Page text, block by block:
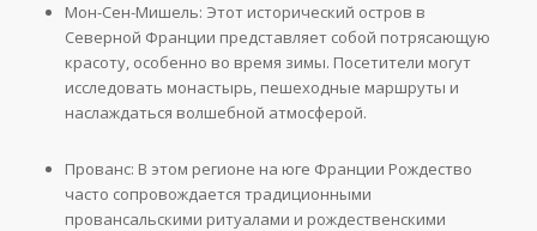
Мон-Сен-Мишель: Этот исторический остров в
Северной Франции представляет собой потрясающую
красоту, особенно во время зимы. Посетители могут
исследовать монастырь, пешеходные маршруты и
наслаждаться волшебной атмосферой.
Прованс: В этом регионе на юге Франции Рождество
часто сопровождается традиционными
провансальскими ритуалами и рождественскими